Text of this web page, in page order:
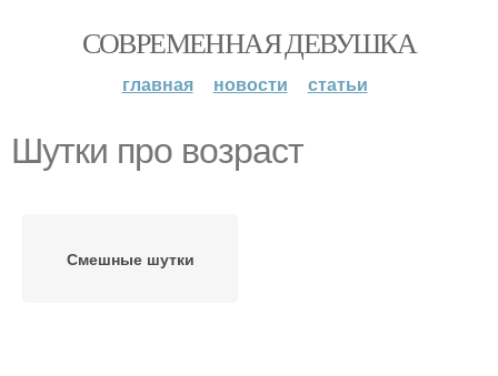
СОВРЕМЕННАЯ ДЕВУШКА
главная новости статьи
Шутки про возраст
Смешные шутки